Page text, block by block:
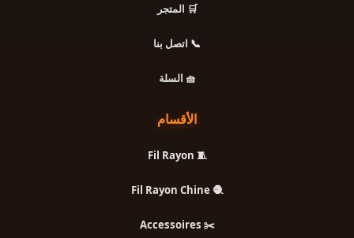
🛒 المتجر
📞 اتصل بنا
🧺 السلة
الأقسام
🧵 Fil Rayon
🧶 Fil Rayon Chine
✂️ Accessoires